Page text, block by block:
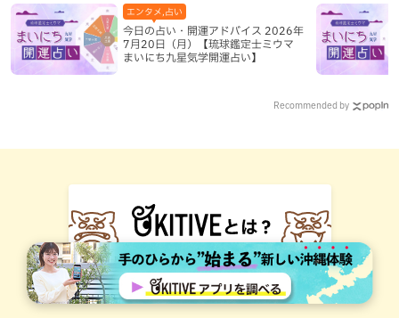
今日の占い・開運アドバイス 2026年
7月20日（月）【琉球鑑定士ミウマ
まいにち九星気学開運占い】
エンタメ,占い
Recommended by